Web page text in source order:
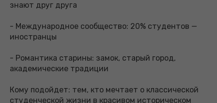
знают друг друга
- Международное сообщество: 20% студентов —
иностранцы
- Романтика старины: замок, старый город,
академические традиции
Кому подойдет: тем, кто мечтает о классической
студенческой жизни в красивом историческом